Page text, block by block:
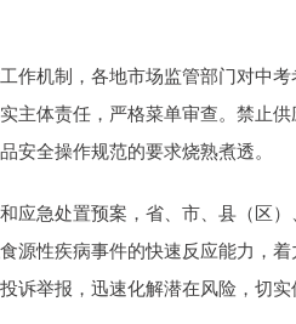
作机制，各地市场监管部门对中
主体责任，严格菜单审查。禁止
安全操作规范的要求烧熟煮透。
应急处置预案，省、市、县（区
源性疾病事件的快速反应能力，
诉举报，迅速化解潜在风险，切实